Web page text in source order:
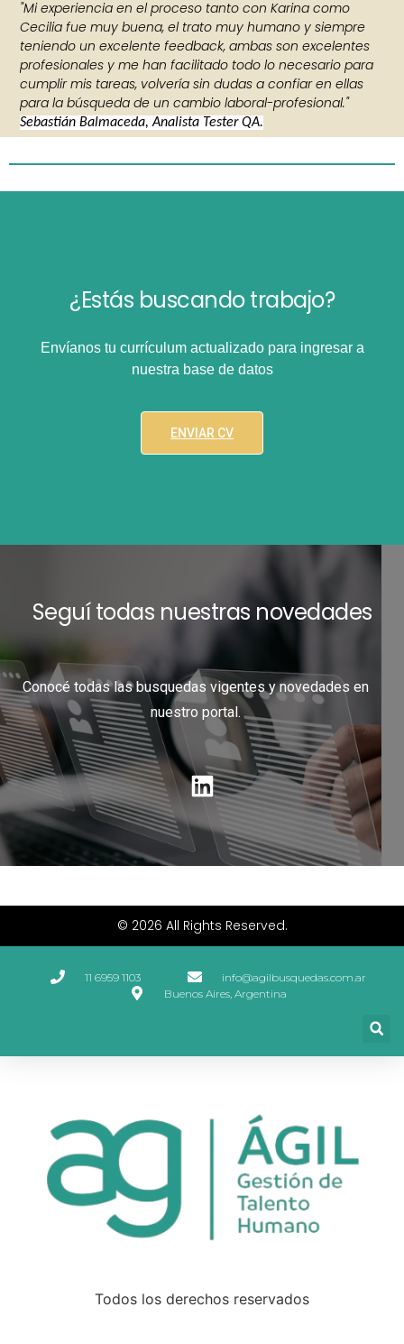
"Mi experiencia en el proceso tanto con Karina como
Cecilia fue muy buena, el trato muy humano y siempre
teniendo un excelente feedback, ambas son excelentes
profesionales y me han facilitado todo lo necesario para
cumplir mis tareas, volvería sin dudas a confiar en ellas
para la búsqueda de un cambio laboral-profesional."
Sebastián Balmaceda, Analista Tester QA.
¿Estás buscando trabajo?
Envíanos tu currículum actualizado para ingresar a
nuestra base de datos
ENVIAR CV
Seguí todas nuestras novedades
Conocé todas las busquedas vigentes y novedades en
nuestro portal.
© 2026 All Rights Reserved.
11 6959 1103
info@agilbusquedas.com.ar
Buenos Aires, Argentina
Todos los derechos reservados